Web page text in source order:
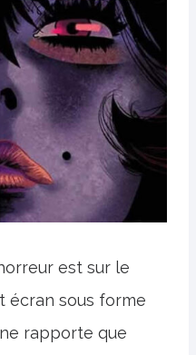
est sur le
écran sous forme
rapporte que